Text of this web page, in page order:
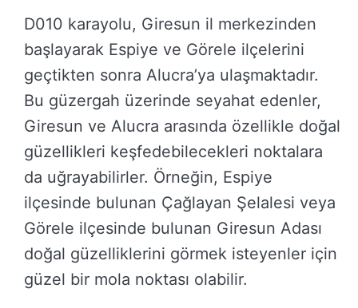
D010 karayolu, Giresun il merkezinden
başlayarak Espiye ve Görele ilçelerini
geçtikten sonra Alucra’ya ulaşmaktadır.
Bu güzergah üzerinde seyahat edenler,
Giresun ve Alucra arasında özellikle doğal
güzellikleri keşfedebilecekleri noktalara
da uğrayabilirler. Örneğin, Espiye
ilçesinde bulunan Çağlayan Şelalesi veya
Görele ilçesinde bulunan Giresun Adası
doğal güzelliklerini görmek isteyenler için
güzel bir mola noktası olabilir.